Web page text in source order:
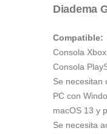
Diadema
Compatible:
Consola
Consola
Se necesitan
PC con
macOS 13 y
Se necesita